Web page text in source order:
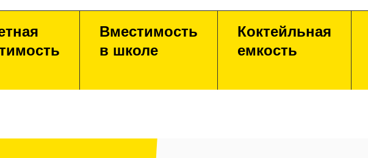
Вместимость
в школе
Коктейльная
емкость